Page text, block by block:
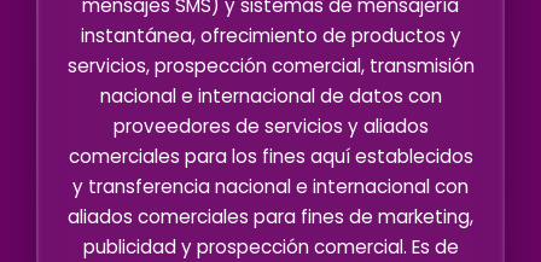
mensajes SMS) y sistemas de mensajería
instantánea, ofrecimiento de productos y
servicios, prospección comercial, transmisión
nacional e internacional de datos con
proveedores de servicios y aliados
comerciales para los fines aquí establecidos
y transferencia nacional e internacional con
aliados comerciales para fines de marketing,
publicidad y prospección comercial. Es de